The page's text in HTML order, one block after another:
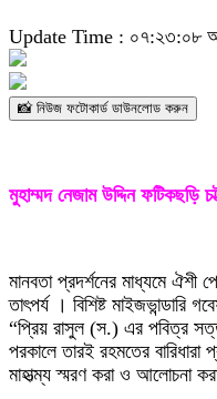
Update Time : ০৭:২৩:০৮
📸 নিউজ ফটোকার্ড ডাউনলোড করুন
মুহাম্মদ নেজাম উদ্দিন ফটিকছড়ি
মানবতা প্রদর্শনের মাধ্যমে ঐশী
তাৎপর্য । বিশিষ্ট মাইজভান্ডারি
“প্রিয় রাসুল (স.) এর পবিত্র
পরকালে তারই রহমতের বারিধারা
মাহাত্ম্য স্মরণ করা ও আলোচনা